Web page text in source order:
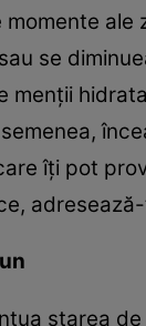
ale
se
îți pot
starea